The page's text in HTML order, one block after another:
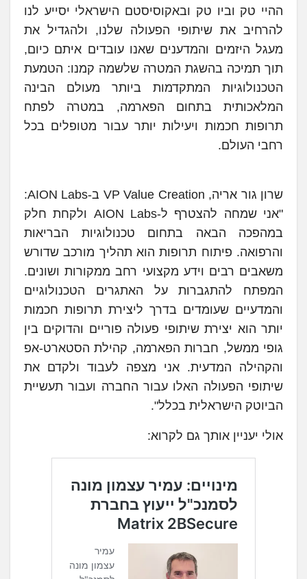
ההיי טק וביו טק ובאקוסיסטם הישראלי יסייע לנו
להרחיב את שיתופי הפעולה שלנו, ולהגדיל את
מעגל היזמים והמדענים שאנו עובדים איתם כיום,
תוך תמיכה בהשגת המטרה שלשמה קמנו: הטמעת
הטכנולוגיות המתקדמות ביותר מעולם הבינה
המלאכותית בתחום הפארמה, במטרה לפתח
תרופות חכמות ויעילות יותר עבור מטופלים בכל
רחבי העולם.
שרון גור אריה, VP Value Creation ב-AION Labs:
"אני שמחה להצטרף ל-AION Labs ולקחת חלק
במהפכה הבאה בתחום טכנולוגיות הבריאות
והרפואה. פיתוח תרופות הוא תהליך מורכב שדורש
משאבים רבים וידע מקצועי רחב ממקורות ושונים.
המפתח להתגברות על האתגרים הטכנולוגיים
והמדעיים שעומדים בדרך ליצירת תרופות חכמות
יותר הוא יצירת שיתופי פעולה פוריים והדוקים בין
גופי ממשל, חברות הפארמה, קהילת הסטארט-אפ
והקהילה המדעית. אני מצפה לעבוד ולקדם את
שיתופי הפעולה האלו עבור החברה ועבור תעשיית
הביוטק הישראלית בכלל".
אולי יעניין אותך גם לקרוא: